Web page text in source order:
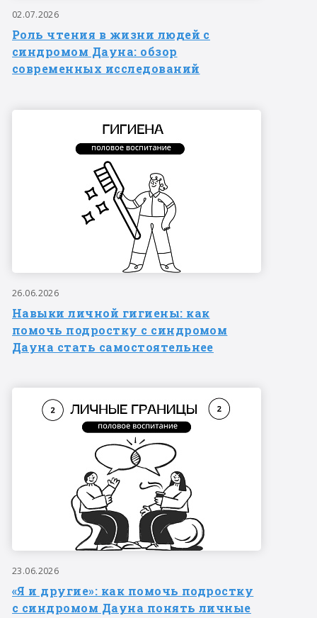
02.07.2026
Роль чтения в жизни людей с
синдромом Дауна: обзор
современных исследований
26.06.2026
Навыки личной гигиены: как
помочь подростку с синдромом
Дауна стать самостоятельнее
23.06.2026
«Я и другие»: как помочь подростку
с синдромом Дауна понять личные